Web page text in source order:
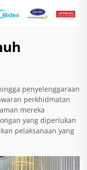
penyelenggaraan
perkhidmatan
mereka
yang diperlukan
pelaksanaan yang